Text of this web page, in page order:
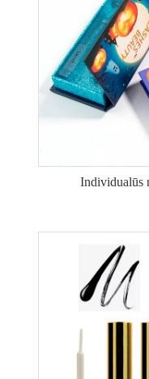
Individualūs